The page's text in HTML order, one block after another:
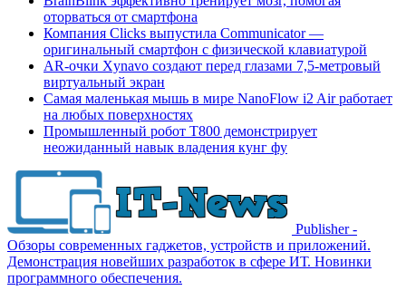
оторваться от смартфона
Компания Clicks выпустила Communicator —
оригинальный смартфон с физической клавиатурой
AR-очки Xynavo создают перед глазами 7,5-метровый
виртуальный экран
Самая маленькая мышь в мире NanoFlow i2 Air работает
на любых поверхностях
Промышленный робот Т800 демонстрирует
неожиданный навык владения кунг фу
Publisher -
Обзоры современных гаджетов, устройств и приложений.
Демонстрация новейших разработок в сфере ИТ. Новинки
программного обеспечения.